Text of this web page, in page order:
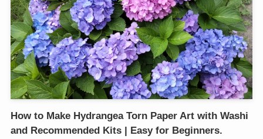
How to Make Hydrangea Torn Paper Art with Washi
and Recommended Kits | Easy for Beginners.